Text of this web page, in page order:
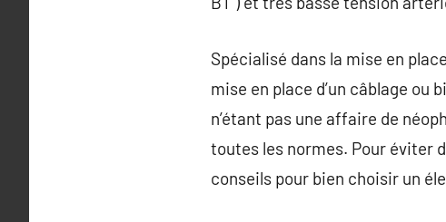
Spécialisé dans la mise en
mise en place d’un câblage ou
n’étant pas une affaire de
toutes les normes. Pour éviter
conseils pour bien choisir un